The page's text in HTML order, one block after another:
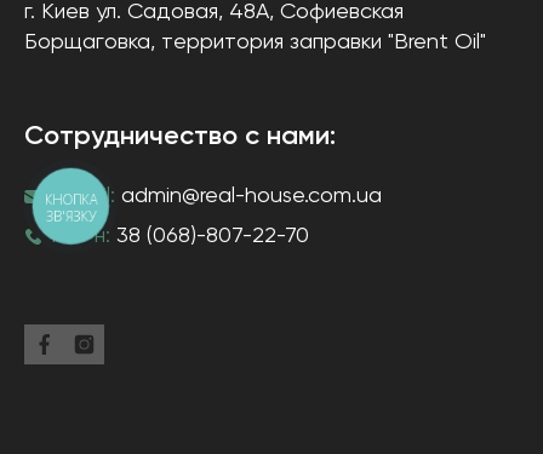
г. Киев ул. Садовая, 48А, Софиевская
Борщаговка, территория заправки "Brent Oil"
Сотрудничество с нами:
e-mail: admin@real-house.com.ua
тел-н: 38 (068)-807-22-70
КНОПКА
ЗВ'ЯЗКУ